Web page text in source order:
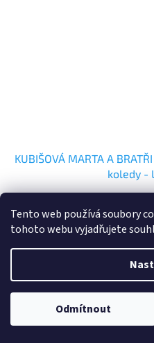
Tento web používá soubory
tohoto webu vyjadřujete
Odmítnout
KUBIŠOVÁ MARTA A
koledy -